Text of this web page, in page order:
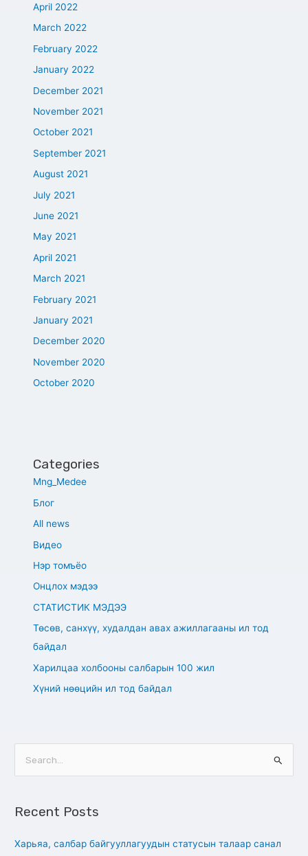
April 2022
March 2022
February 2022
January 2022
December 2021
November 2021
October 2021
September 2021
August 2021
July 2021
June 2021
May 2021
April 2021
March 2021
February 2021
January 2021
December 2020
November 2020
October 2020
Categories
Mng_Medee
Блог
All news
Видео
Нэр томъёо
Онцлох мэдээ
СТАТИСТИК МЭДЭЭ
Төсөв, санхүү, худалдан авах ажиллагааны ил тод
байдал
Харилцаа холбооны салбарын 100 жил
Хүний нөөцийн ил тод байдал
rRecent Posts
Харьяа, салбар байгууллагуудын статусын талаар санал